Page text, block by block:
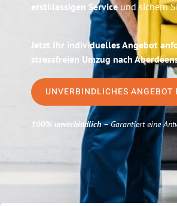
erstklassigen Serviceund sichern
Jetzt Ihr individuelles Angebot
stressfreien Umzug nach
UNVERBINDLICHES ANGEBOT
100% unverbindlich– Garantiert eine